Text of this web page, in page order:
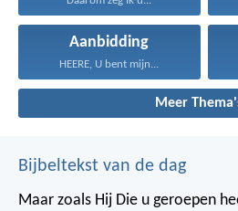
Aanbidding
HEERE, U bent mijn...
Meer
Bijbeltekst van de dag
Maar zoals Hij Die u geroepen